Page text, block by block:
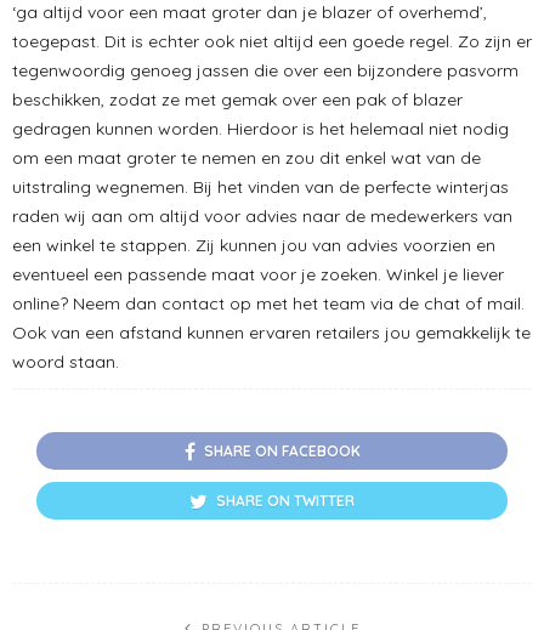
‘ga altijd voor een maat groter dan je blazer of overhemd’,
toegepast. Dit is echter ook niet altijd een goede regel. Zo zijn er
tegenwoordig genoeg jassen die over een bijzondere pasvorm
beschikken, zodat ze met gemak over een pak of blazer
gedragen kunnen worden. Hierdoor is het helemaal niet nodig
om een maat groter te nemen en zou dit enkel wat van de
uitstraling wegnemen. Bij het vinden van de perfecte winterjas
raden wij aan om altijd voor advies naar de medewerkers van
een winkel te stappen. Zij kunnen jou van advies voorzien en
eventueel een passende maat voor je zoeken. Winkel je liever
online? Neem dan contact op met het team via de chat of mail.
Ook van een afstand kunnen ervaren retailers jou gemakkelijk te
woord staan.
SHARE ON FACEBOOK
SHARE ON TWITTER